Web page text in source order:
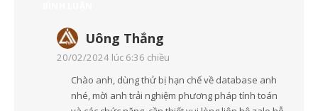
Uông Thắng
20/02/2024 lúc 6:36 chiều
Chào anh, dùng thử bị hạn chế về database anh
nhé, mời anh trải nghiệm phương pháp tính toán